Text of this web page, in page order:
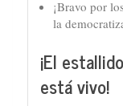
¡Bravo por
la
¡El
está vivo!